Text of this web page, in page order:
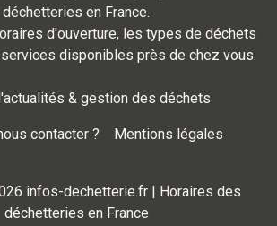
déchetteries en France.
d'ouverture, les types de déchets
disponibles près de chez vous.
& gestion des déchets
contacter ? Mentions légales
infos-dechetterie.fr | Horaires des
déchetteries en France